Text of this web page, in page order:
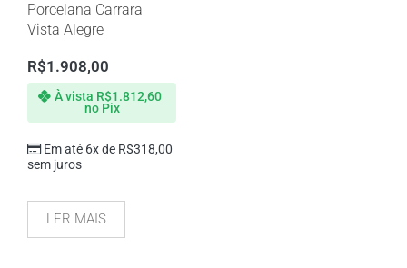
Porcelana Carrara
Vista Alegre
R$1.908,00
Em até 6x de R$318,00
sem juros
À vista R$1.812,60
no Pix
LER MAIS